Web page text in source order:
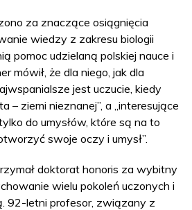
za znaczące osiągnięcia
wiedzy z zakresu biologii
pomoc udzielaną polskiej nauce i
mówił, że dla niego, jak dla
jest uczucie, kiedy
– ziemi nieznanej”, a „interesujące
do umysłów, które są na to
swoje oczy i umysł”.
doktorat honoris za wybitny
wielu pokoleń uczonych i
92-letni profesor, związany z